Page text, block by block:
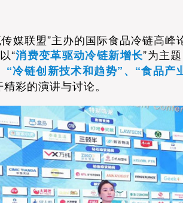
媒联盟”主办的国际食品冷链高
“消费变革驱动冷链新增长”为主
“冷链创新技术和趋势”、“食品产
彩的演讲与讨论。